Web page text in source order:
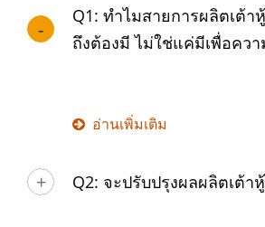
Q1: ทำไมสายการผลิตเต้
ถึงต้องมี ไม่ใช่แค่มีเพื่อควา
อ่านเพิ่มเติม
Q2: จะปรับปรุงผลผลิตเต้า